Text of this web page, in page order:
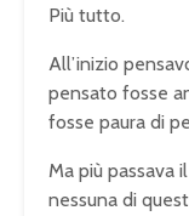
Più tutto.
All’inizio
pensato fosse
fosse paura di
Ma più passava
nessuna di